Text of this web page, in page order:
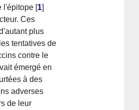
l'épitope [1]
Ces
plus
tentatives de
contre le
émergé en
à des
adverses
de leur